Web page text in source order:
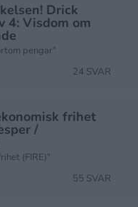
Drick
4: Visdom om
pengar"
24 SVAR
frihet
/
(FIRE)"
55 SVAR